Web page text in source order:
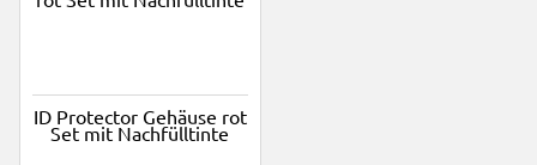
ID Protector Gehäuse rot
Set mit Nachfülltinte